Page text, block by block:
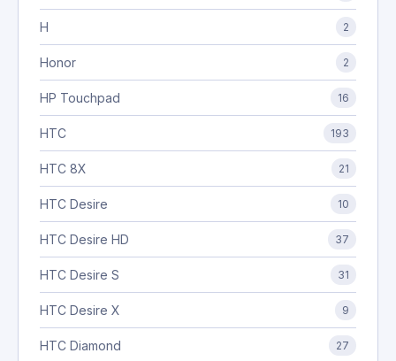
H 2
Honor 2
HP Touchpad 16
HTC 193
HTC 8X 21
HTC Desire 10
HTC Desire HD 37
HTC Desire S 31
HTC Desire X 9
HTC Diamond 27